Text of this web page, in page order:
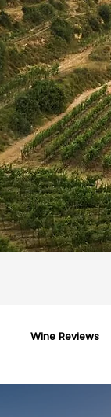
Wine Reviews